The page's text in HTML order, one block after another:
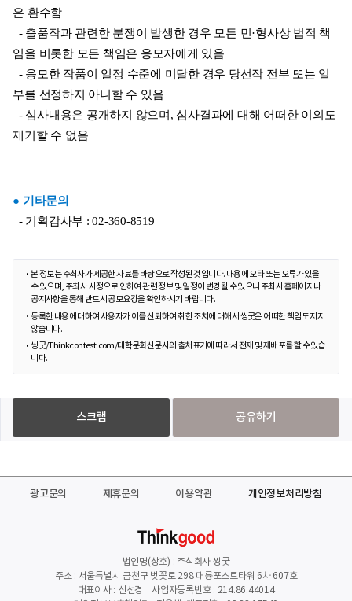
은 환수함
- 출품작과 관련한 분쟁이 발생한 경우 모든 민·형사상 법적 책
임을 비롯한 모든 책임은 응모자에게 있음
- 응모한 작품이 일정 수준에 미달한 경우 당선작 전부 또는 일
부를 선정하지 아니할 수 있음
- 심사내용은 공개하지 않으며, 심사결과에 대해 어떠한 이의도
제기할 수 없음
● 기타문의
- 기획감사부 : 02-360-8519
본 정보는 주최사가 제공한 자료를 바탕으로 작성된 것입니다. 내용에 오타 또는 오류가 있을
수 있으며, 주최사 사정으로 인하여 관련 정보 및 일정이 변경될 수 있으니 주최사 홈페이지나
공지사항을 통해 반드시 공모요강을 확인하시기 바랍니다.
등록한 내용에 대하여 사용자가 이를 신뢰하여 취한 조치에 대해서 씽굿은 어떠한 책임도 지지
않습니다.
씽굿/Thinkcontest.com/대학문화신문사의 출처표기에 따라서 전재 및 재배포를 할 수 있습
니다.
스크랩 공유하기
광고문의 제휴문의 이용약관 개인정보처리방침
법인명(상호) : 주식회사 씽굿
주소 : 서울특별시 금천구 벚꽃로 298 대륭포스트타워 6차 607호
대표이사 : 신선경 사업자등록번호 : 214.86.44014